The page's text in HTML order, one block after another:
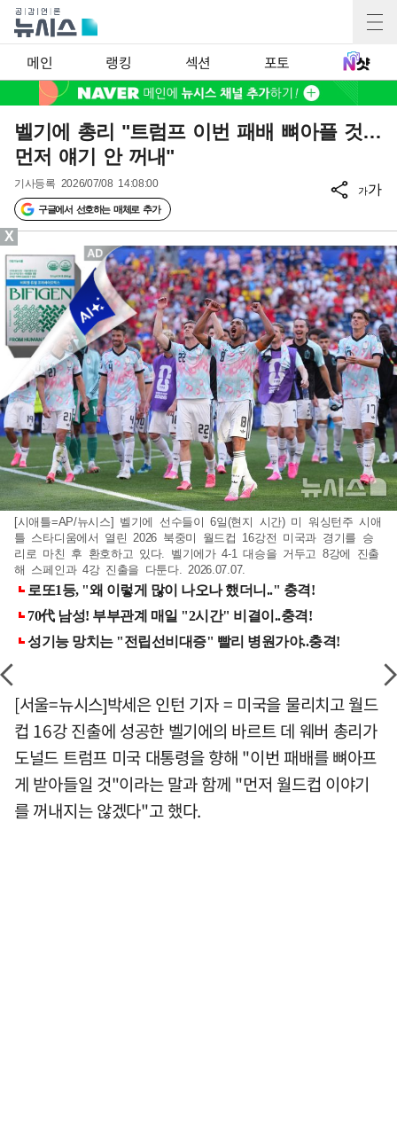
메인 랭킹 섹션 포토
벨기에 총리 "트럼프 이번 패배 뼈아플 것…
먼저 얘기 안 꺼내"
기사등록 2026/07/08 14:08:00
구글에서 선호하는 매체로 추가
가가
[시애틀=AP/뉴시스] 벨기에 선수들이 6일(현지 시간) 미 워싱턴주 시애
틀 스타디움에서 열린 2026 북중미 월드컵 16강전 미국과 경기를 승
리로 마친 후 환호하고 있다. 벨기에가 4-1 대승을 거두고 8강에 진출
해 스페인과 4강 진출을 다툰다. 2026.07.07.
[서울=뉴시스]박세은 인턴 기자 = 미국을 물리치고 월드
컵 16강 진출에 성공한 벨기에의 바르트 데 웨버 총리가
도널드 트럼프 미국 대통령을 향해 "이번 패배를 뼈아프
게 받아들일 것"이라는 말과 함께 "먼저 월드컵 이야기
를 꺼내지는 않겠다"고 했다.
X